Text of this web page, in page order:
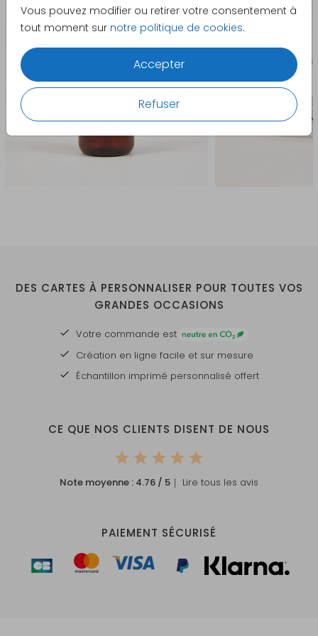
Vous pouvez modifier ou retirer votre consentement à
tout moment sur notre politique de cookies.
Accepter
Refuser
le convertirons. Notez que l'impression en feuille est
uniquement possible sur du papier Biotop. Choisissez
un insert de la même taille ou légèrement plus petit
que votre carte de mariage.
DES CARTES À PERSONNALISER POUR TOUTES VOS
GRANDES OCCASIONS
Votre commande est
Création en ligne facile et sur mesure
Échantillon imprimé personnalisé offert
CE QUE NOS CLIENTS DISENT DE NOUS
Note moyenne : 4.76 / 5 ｜ Lire tous les avis
PAIEMENT SÉCURISÉ